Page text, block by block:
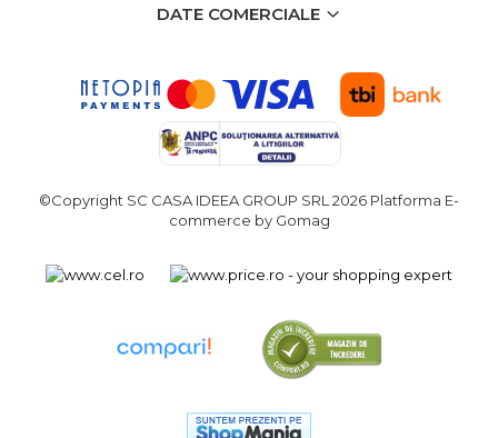
Multidetector
Termometru Infrarosu
tamplarie si alte domenii
Carlige de Ridicare
DATE COMERCIALE
©Copyright SC CASA IDEEA GROUP SRL 2026 Platforma E-
commerce by Gomag